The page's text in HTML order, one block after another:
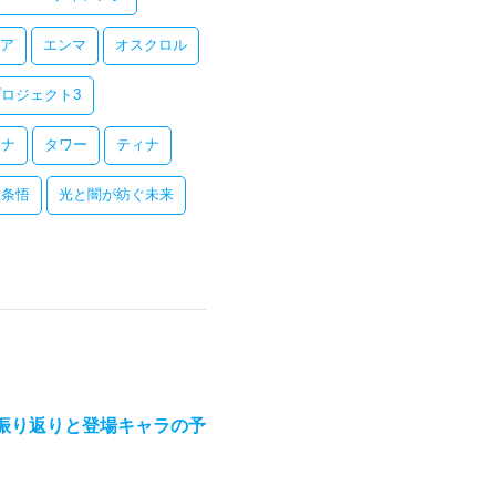
エンマ オスクロル
ジェクト3
タワー ティナ
悟 光と闇が紡ぐ未来
り返りと登場キャラの予